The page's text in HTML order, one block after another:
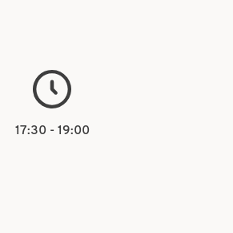
17:30 - 19:00